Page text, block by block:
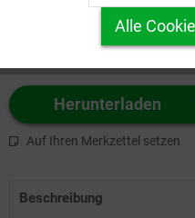
Herunterladen
Auf Ihren Merkzettel setzen
Beschreibung
Personalisierung
Service
Alle